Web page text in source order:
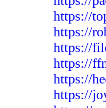
https://
https://
https://
https://
https://
https://